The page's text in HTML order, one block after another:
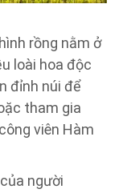
rồng nằm ở
loài hoa độc
đỉnh núi để
tham gia
viên Hàm
người